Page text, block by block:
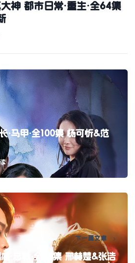
神 都市日常·重生·全64集
·马甲·全100集 杨可忻&范
下一篇文章
·总裁·全64集 邢赫楚&张浩